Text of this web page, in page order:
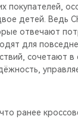
покупателей,
детей. Ведь
отвечают
для
сочетают в
ранее